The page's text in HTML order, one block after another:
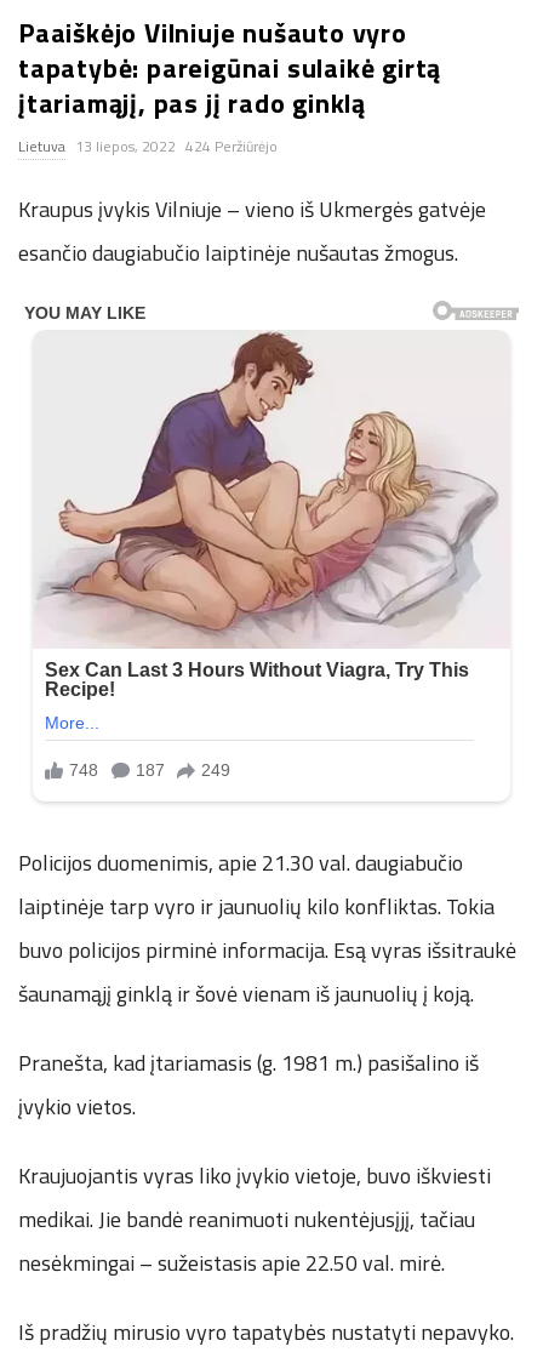
n
.
n
e
t
Paaiškėjo Vilniuje nušauto vyro
tapatybė: pareigūnai sulaikė girtą
įtariamąjį, pas jį rado ginklą
Lietuva 13 liepos, 2022 424 Peržiūrėjo
Kraupus įvykis Vilniuje – vieno iš Ukmergės gatvėje
esančio daugiabučio laiptinėje nušautas žmogus.
Policijos duomenimis, apie 21.30 val. daugiabučio
laiptinėje tarp vyro ir jaunuolių kilo konfliktas. Tokia
buvo policijos pirminė informacija. Esą vyras išsitraukė
šaunamąjį ginklą ir šovė vienam iš jaunuolių į koją.
Pranešta, kad įtariamasis (g. 1981 m.) pasišalino iš
įvykio vietos.
Kraujuojantis vyras liko įvykio vietoje, buvo iškviesti
medikai. Jie bandė reanimuoti nukentėjusįjį, tačiau
nesėkmingai – sužeistasis apie 22.50 val. mirė.
Iš pradžių mirusio vyro tapatybės nustatyti nepavyko.